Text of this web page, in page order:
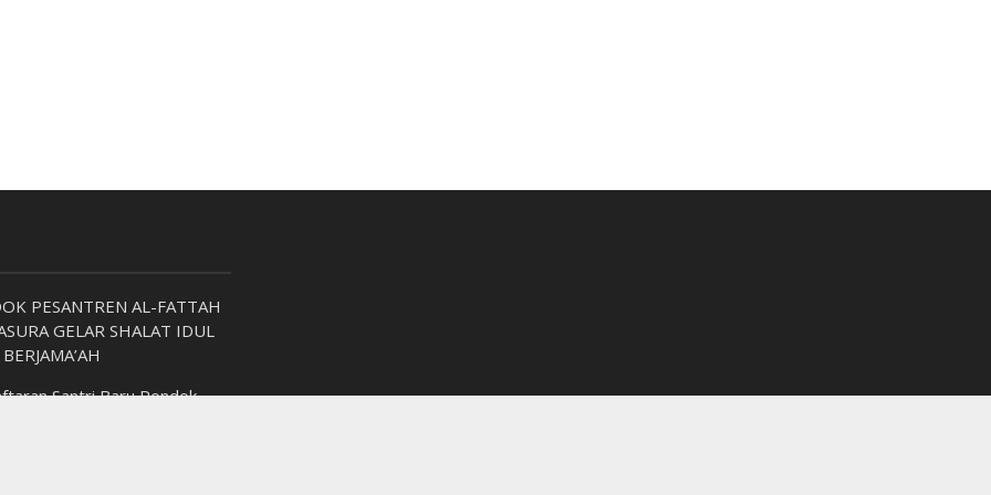
PESANTREN AL-FATTAH
GELAR SHALAT IDUL
Santri Baru Pondok